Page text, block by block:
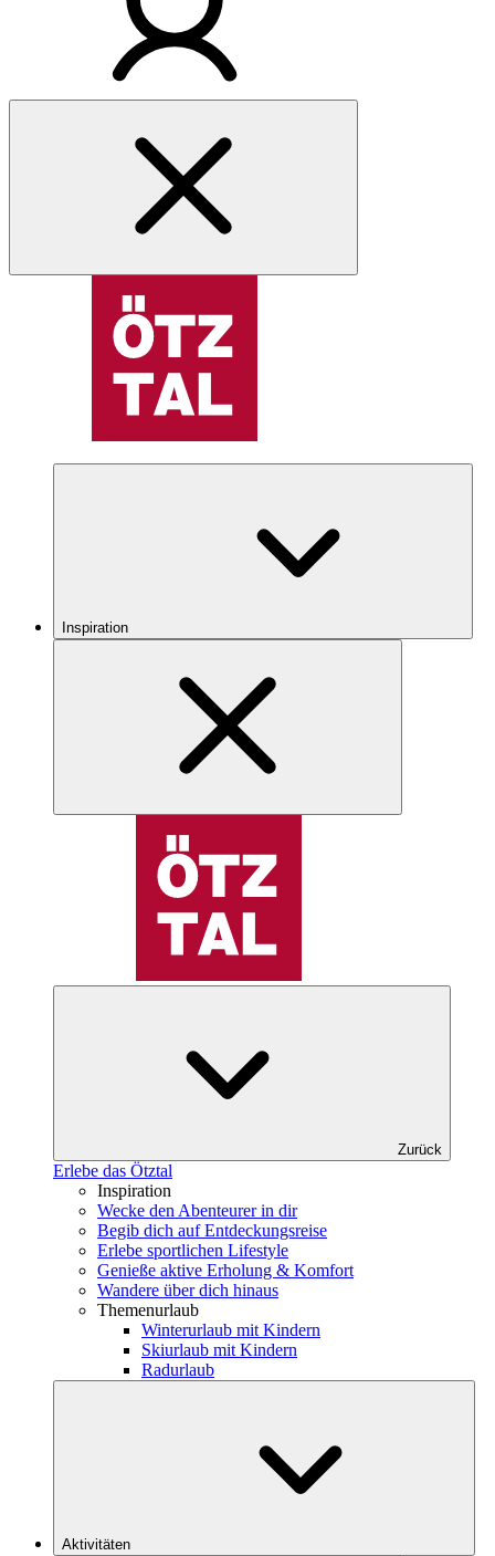
Inspiration
Zurück
Erlebe das Ötztal
Inspiration
Wecke den Abenteurer in dir
Begib dich auf Entdeckungsreise
Erlebe sportlichen Lifestyle
Genieße aktive Erholung & Komfort
Wandere über dich hinaus
Themenurlaub
Winterurlaub mit Kindern
Skiurlaub mit Kindern
Radurlaub
Aktivitäten